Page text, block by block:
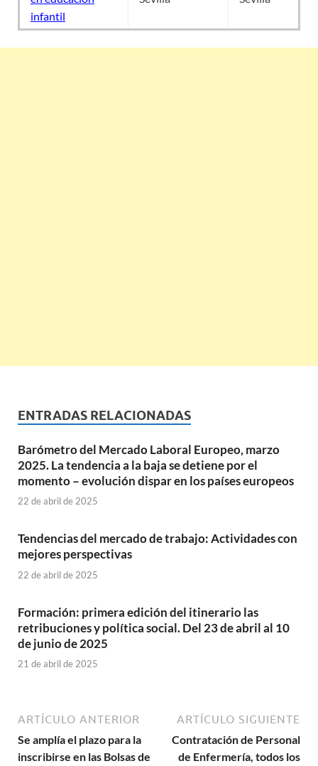
infantil
ENTRADAS RELACIONADAS
Barómetro del Mercado Laboral Europeo, marzo
2025. La tendencia a la baja se detiene por el
momento – evolución dispar en los países europeos
22 de abril de 2025
Tendencias del mercado de trabajo: Actividades con
mejores perspectivas
22 de abril de 2025
Formación: primera edición del itinerario las
retribuciones y política social. Del 23 de abril al 10
de junio de 2025
21 de abril de 2025
ARTÍCULO ANTERIOR
Se amplía el plazo para la
inscribirse en las Bolsas de
ARTÍCULO SIGUIENTE
Contratación de Personal
de Enfermería, todos los